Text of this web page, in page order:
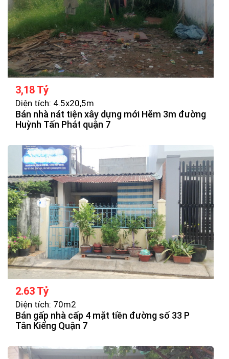
3,18 Tỷ
Diện tích: 4.5x20,5m
Bán nhà nát tiện xây dựng mới Hẽm 3m đường
Huỳnh Tấn Phát quận 7
2.63 Tỷ
Diện tích: 70m2
Bán gấp nhà cấp 4 mặt tiền đường số 33 P
Tân Kiểng Quận 7